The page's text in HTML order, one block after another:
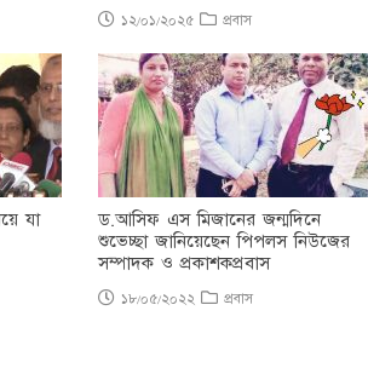
১২/০১/২০২৫ প্রবাস
যা
ড.আসিফ এস মিজানের জন্মদিনে
শুভেচ্ছা জানিয়েছেন পিপলস নিউজের
সম্পাদক ও প্রকাশকপ্রবাস
১৮/০৫/২০২২ প্রবাস